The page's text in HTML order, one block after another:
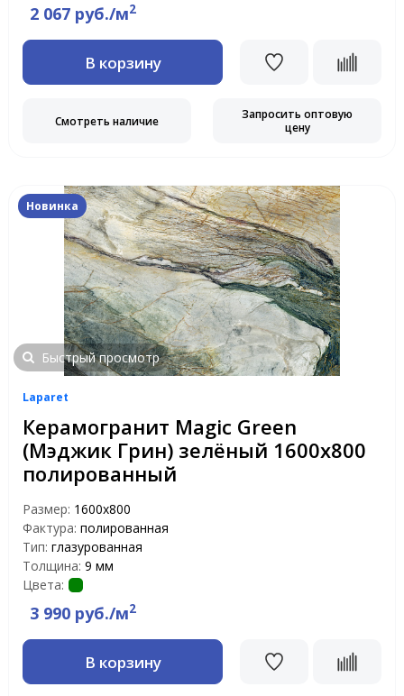
2 067 руб./м2
В корзину
Смотреть наличие
Запросить оптовую
цену
Новинка
Быстрый просмотр
Laparet
Керамогранит Magic Green
(Мэджик Грин) зелёный 1600x800
полированный
Размер: 1600x800
Фактура: полированная
Тип: глазурованная
Толщина: 9 мм
Цвета:
3 990 руб./м2
В корзину